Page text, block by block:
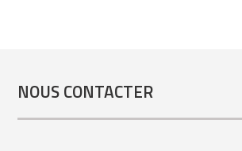
NOUS CONTACTER